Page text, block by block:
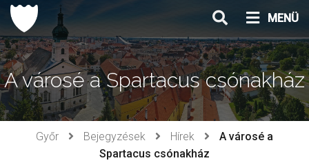
Ugrás
tartalomhoz
MENÜ
A városé a Spartacus csónakház
Győr Bejegyzések Hírek
A városé a
Spartacus csónakház